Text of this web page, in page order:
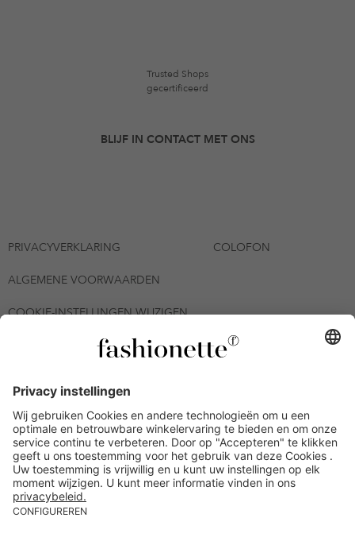
Trusted Shops
gecertificeerd
BLIJF IN CONTACT MET ONS
PRIVACYVERKLARING COLOFON
ALGEMENE VOORWAARDEN
COOKIE-INSTELLINGEN WIJZIGEN
© 2026 - fashionette Plattform GmbH
*De kortingsbon is tot en met 12-08-2026 meerdere keren
inwisselbaar op alle artikelen op de pagina
fashionette.nl/selected-styles. De voorwaarden zoals vastgelegd in
artikel 9 van de algemene voorwaarden zijn van toepassing.
Bepaalde merken en artikelen kunnen uitgesloten zijn.
Kredietwaardigheid nodig. Alle prijzen inclusief btw en zonder
verzendkosten. De personen die genoemd of gepresenteerd zijn,
hebben geen van de aangeboden producten op de site